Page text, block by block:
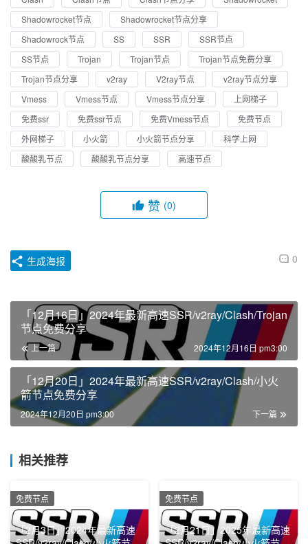
Shadowrocket节点
Shadowrocket节点分享
Shadowrock节点
SS SSR
SSR节点
SS节点
Trojan Trojan节点
Trojan节点免费分享
Trojan节点分享
v2ray V2ray节点
v2ray节点分享
Vmess
Vmess节点 Vmess节点分享
上网梯子
免费ssr
免费ssr节点 免费Vmess节点
免费节点
外网梯子
小火箭 小火箭节点分享
科学上网
酸酸乳节点
酸酸乳节点分享 高速节点
赞 (0)
0
生成海报
「12月16日」2024年最新高速SSR/v2ray/Clash/Trojan
节点免费分享
上一篇 2024年12月16日 pm3:00
「12月20日」2024年最新高速SSR/v2ray/Clash/小火
箭节点免费分享
下一篇
2024年12月20日 pm3:00
相关推荐
「2月3日」2024年最新高速
免费节点
「2月21日」2025年最新高速
免费节点